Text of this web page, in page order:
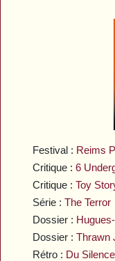
Festival : Reims
Critique :6
Critique :Toy
Série :The Terror
Dossier :
Dossier :Thrawn
Rétro : Du